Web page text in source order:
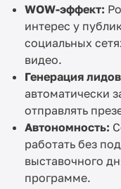
WOW-эффект:
интерес у
социальных
видео.
Генерация
автоматически
отправлять
Автономность:
работать без
выставочного
программе.